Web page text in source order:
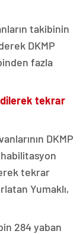
takibinin
DKMP
fazla
tekrar
DKMP
tekrar
Yumaklı,
284 yaban